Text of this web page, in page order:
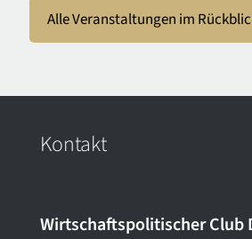
Alle Veranstaltungen im
Kontakt
Wirtschaftspolitischer Club